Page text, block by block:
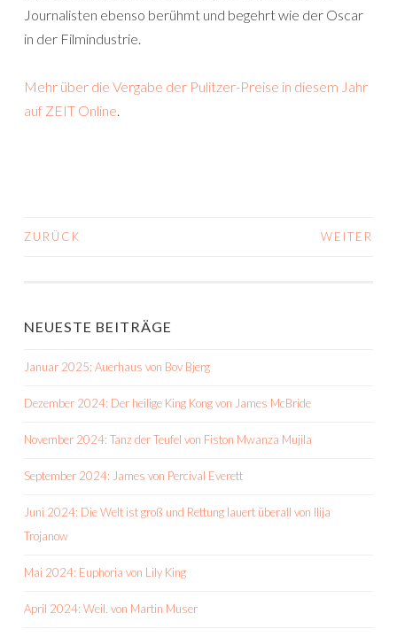
Journalisten ebenso berühmt und begehrt wie der Oscar
in der Filmindustrie.
Mehr über die Vergabe der Pulitzer-Preise in diesem Jahr
auf ZEIT Online.
BEITRAGS-
ZURÜCK WEITER
NEUESTE BEITRÄGE
Januar 2025: Auerhaus von Bov Bjerg
Dezember 2024: Der heilige King Kong von James McBride
November 2024: Tanz der Teufel von Fiston Mwanza Mujila
September 2024: James von Percival Everett
Juni 2024: Die Welt ist groß und Rettung lauert überall von Ilija
Trojanow
Mai 2024: Euphoria von Lily King
April 2024: Weil. von Martin Muser